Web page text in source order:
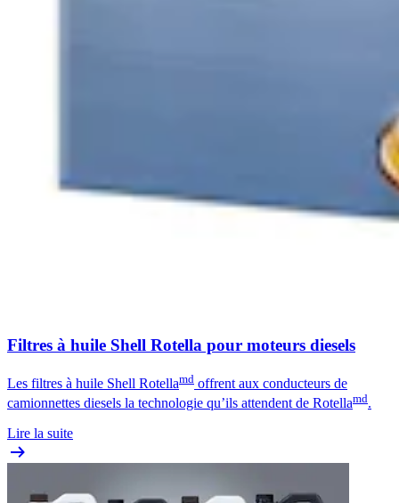
Filtres à huile Shell Rotella pour moteurs diesels
Les filtres à huile Shell Rotellamd offrent aux conducteurs de
camionnettes diesels la technologie qu’ils attendent de Rotellamd.
Lire la suite